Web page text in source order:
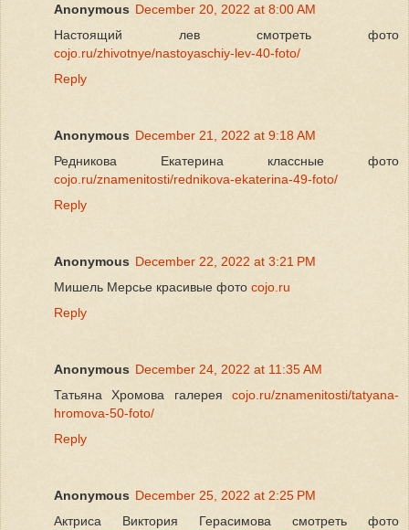
Anonymous December 20, 2022 at 8:00 AM
Настоящий лев смотреть фото
cojo.ru/zhivotnye/nastoyaschiy-lev-40-foto/
Reply
Anonymous December 21, 2022 at 9:18 AM
Редникова Екатерина классные фото
cojo.ru/znamenitosti/rednikova-ekaterina-49-foto/
Reply
Anonymous December 22, 2022 at 3:21 PM
Мишель Мерсье красивые фото cojo.ru
Reply
Anonymous December 24, 2022 at 11:35 AM
Татьяна Хромова галерея cojo.ru/znamenitosti/tatyana-
hromova-50-foto/
Reply
Anonymous December 25, 2022 at 2:25 PM
Актриса Виктория Герасимова смотреть фото